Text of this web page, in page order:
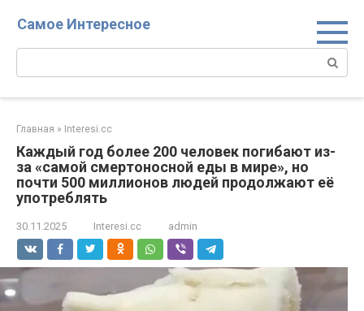
Самое Интересное
Поиск:
Главная » Interesi.cc
Каждый год более 200 человек погибают из-
за «самой смертоносной еды в мире», но
почти 500 миллионов людей продолжают её
употреблять
30.11.2025 Interesi.cc admin